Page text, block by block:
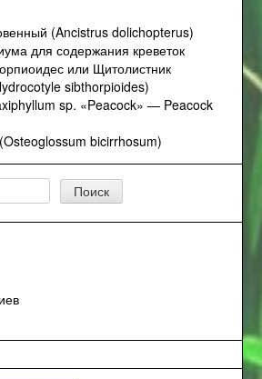
(Ancistrus dolichopterus)
для содержания креветок
или Щитолистник
sibthorpioides)
sp. «Peacock» — Peacock
bicirrhosum)